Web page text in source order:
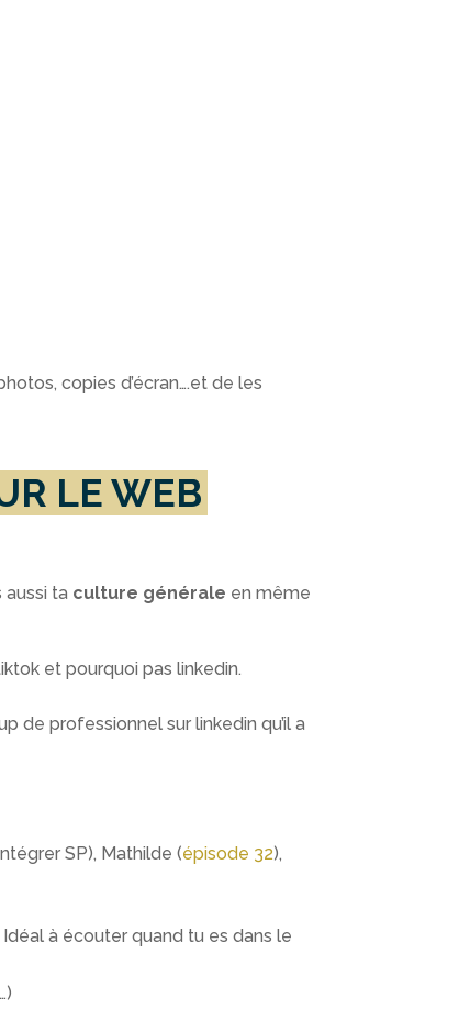
copies d’écran….et de les
LE WEB
aussi ta culture générale en même
et pourquoi pas linkedin.
de professionnel sur linkedin qu’il a
SP), Mathilde (épisode 32),
à écouter quand tu es dans le